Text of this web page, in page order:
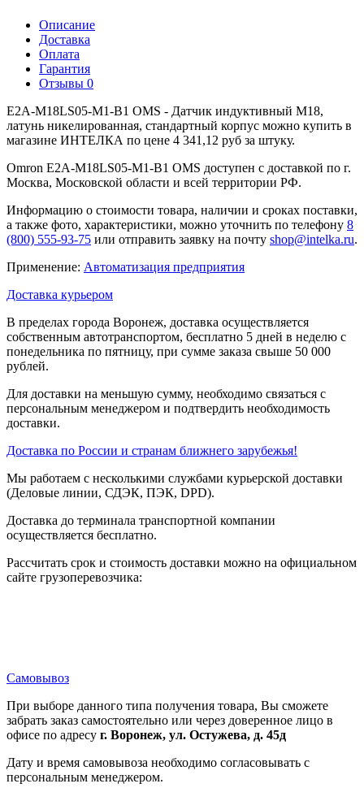
Описание
Доставка
Оплата
Гарантия
Отзывы 0
E2A-M18LS05-M1-B1 OMS - Датчик индуктивный M18,
латунь никелированная, стандартный корпус можно купить в
магазине ИНТЕЛКА по цене 4 341,12 руб за штуку.
Omron E2A-M18LS05-M1-B1 OMS доступен с доставкой по г.
Москва, Московской области и всей территории РФ.
Информацию о стоимости товара, наличии и сроках поставки,
а также фото, характеристики, можно уточнить по телефону 8
(800) 555-93-75 или отправить заявку на почту shop@intelka.ru.
Применение: Автоматизация предприятия
Доставка курьером
В пределах города Воронеж, доставка осуществляется
собственным автотранспортом, бесплатно 5 дней в неделю с
понедельника по пятницу, при сумме заказа свыше 50 000
рублей.
Для доставки на меньшую сумму, необходимо связаться с
персональным менеджером и подтвердить необходимость
доставки.
Доставка по России и странам ближнего зарубежья!
Мы работаем с несколькими службами курьерской доставки
(Деловые линии, СДЭК, ПЭК, DPD).
Доставка до терминала транспортной компании
осуществляется бесплатно.
Рассчитать срок и стоимость доставки можно на официальном
сайте грузоперевозчика:
Самовывоз
При выборе данного типа получения товара, Вы сможете
забрать заказ самостоятельно или через доверенное лицо в
офисе по адресу г. Воронеж, ул. Остужева, д. 45д
Дату и время самовывоза необходимо согласовывать с
персональным менеджером.